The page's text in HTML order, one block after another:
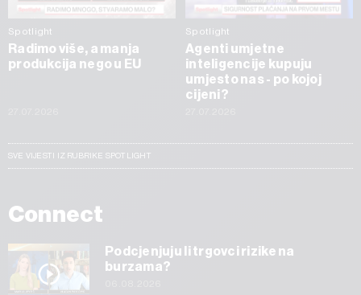
Spotlight
Radimo više, a manja
produkcija nego u EU
Spotlight
Agenti umjetne
inteligencije kupuju
umjesto nas - po kojoj
cijeni?
SVE VIJESTI IZ RUBRIKE SPOTLIGHT
Connect
Podcjenjuju li trgovci rizike na
burzama?